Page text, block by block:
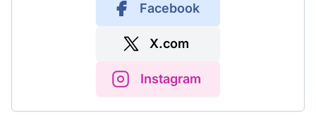
Facebook
X.com
Instagram